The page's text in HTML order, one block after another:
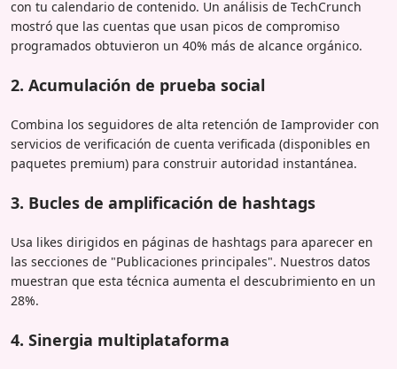
con tu calendario de contenido. Un análisis de TechCrunch
mostró que las cuentas que usan picos de compromiso
programados obtuvieron un 40% más de alcance orgánico.
2. Acumulación de prueba social
Combina los seguidores de alta retención de Iamprovider con
servicios de verificación de cuenta verificada (disponibles en
paquetes premium) para construir autoridad instantánea.
3. Bucles de amplificación de hashtags
Usa likes dirigidos en páginas de hashtags para aparecer en
las secciones de "Publicaciones principales". Nuestros datos
muestran que esta técnica aumenta el descubrimiento en un
28%.
4. Sinergia multiplataforma